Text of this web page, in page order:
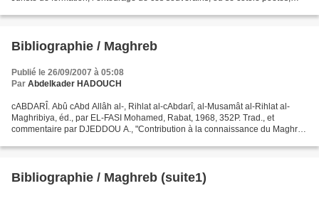
Bibliographie / Maghreb
Publié le 26/09/2007 à 05:08
Par Abdelkader HADOUCH
cABDARÎ. Abû cAbd Allâh al-, Rihlat al-cAbdarî, al-Musamât al-Rihlat al-
Maghribiya, éd., par EL-FASI Mohamed, Rabat, 1968, 352P. Trad., et
commentaire par DJEDDOU A., "Contribution à la connaissance du Maghrib
Bibliographie / Maghreb (suite1)